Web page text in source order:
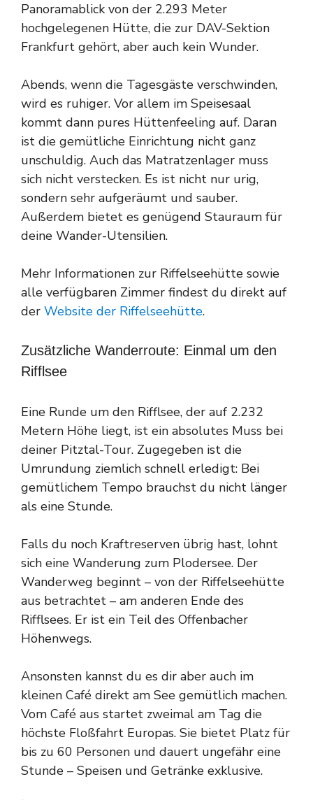
Panoramablick von der 2.293 Meter
hochgelegenen Hütte, die zur DAV-Sektion
Frankfurt gehört, aber auch kein Wunder.
Abends, wenn die Tagesgäste verschwinden,
wird es ruhiger. Vor allem im Speisesaal
kommt dann pures Hüttenfeeling auf. Daran
ist die gemütliche Einrichtung nicht ganz
unschuldig. Auch das Matratzenlager muss
sich nicht verstecken. Es ist nicht nur urig,
sondern sehr aufgeräumt und sauber.
Außerdem bietet es genügend Stauraum für
deine Wander-Utensilien.
Mehr Informationen zur Riffelseehütte sowie
alle verfügbaren Zimmer findest du direkt auf
der Website der Riffelseehütte.
Zusätzliche Wanderroute: Einmal um den
Rifflsee
Eine Runde um den Rifflsee, der auf 2.232
Metern Höhe liegt, ist ein absolutes Muss bei
deiner Pitztal-Tour. Zugegeben ist die
Umrundung ziemlich schnell erledigt: Bei
gemütlichem Tempo brauchst du nicht länger
als eine Stunde.
Falls du noch Kraftreserven übrig hast, lohnt
sich eine Wanderung zum Plodersee. Der
Wanderweg beginnt – von der Riffelseehütte
aus betrachtet – am anderen Ende des
Rifflsees. Er ist ein Teil des Offenbacher
Höhenwegs.
Ansonsten kannst du es dir aber auch im
kleinen Café direkt am See gemütlich machen.
Vom Café aus startet zweimal am Tag die
höchste Floßfahrt Europas. Sie bietet Platz für
bis zu 60 Personen und dauert ungefähr eine
Stunde – Speisen und Getränke exklusive.